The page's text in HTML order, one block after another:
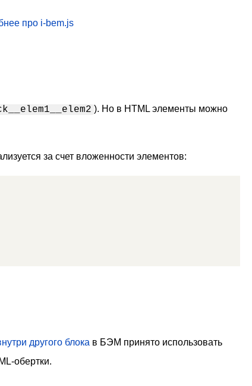
про i-bem.js
). Но в HTML элементы можно
за счет вложенности элементов:
другого блока в БЭМ принято использовать
обертки.